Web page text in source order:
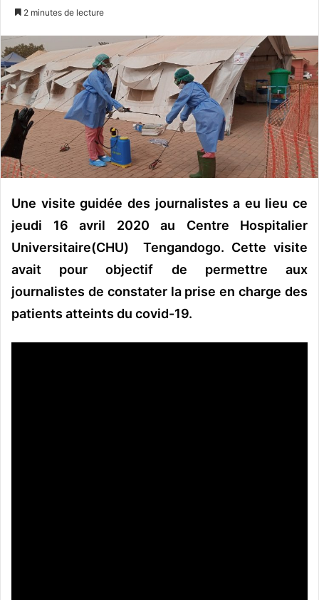
o
e
r
u
n
c
o
u
r
i
e
l
2 minutes de lecture
Une visite guidée des journalistes a eu lieu ce
jeudi 16 avril 2020 au Centre Hospitalier
Universitaire(CHU) Tengandogo. Cette visite
avait pour objectif de permettre aux
journalistes de constater la prise en charge des
patients atteints du covid-19.